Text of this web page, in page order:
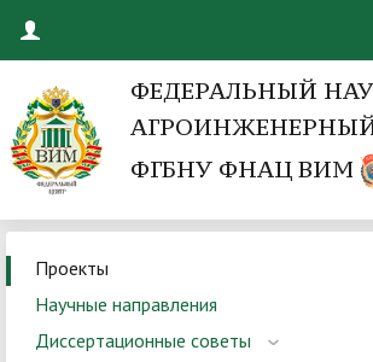
ФЕДЕРАЛЬНЫЙ
ФГБНУ ФНАЦ ВИМ
Проекты
Научные направления
Диссертационные советы